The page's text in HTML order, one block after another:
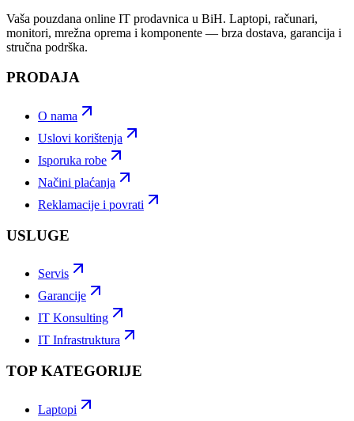
Vaša pouzdana online IT prodavnica u BiH. Laptopi, računari,
monitori, mrežna oprema i komponente — brza dostava, garancija i
stručna podrška.
PRODAJA
O nama
Uslovi korištenja
Isporuka robe
Načini plaćanja
Reklamacije i povrati
USLUGE
Servis
Garancije
IT Konsulting
IT Infrastruktura
TOP KATEGORIJE
Laptopi